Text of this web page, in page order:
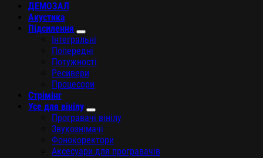
ДЕМОЗАЛ
Акустика
Підсилення
Інтегральні
Попередні
Потужності
Ресивери
Процесори
Стрімінг
Усе для вінілу
Програвачі вінілу
Звукознімачі
Фонокоректори
Аксесуари для програвачів